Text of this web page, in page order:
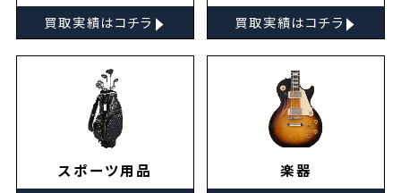
買取実績はコチラ ▸ 買取実績はコチラ ▸
スポーツ用品 楽器